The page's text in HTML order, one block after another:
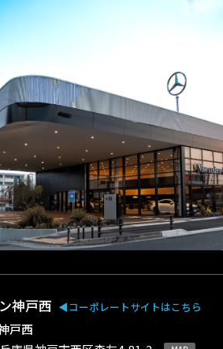
神戸西 ◀︎コーポレートサイトはこちら
戸西